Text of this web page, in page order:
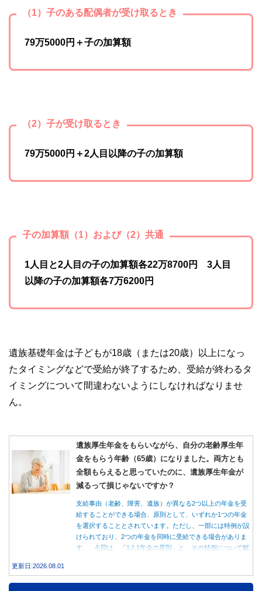
（1）子のある配偶者が受け取るとき
79万5000円＋子の加算額
（2）子が受け取るとき
79万5000円＋2人目以降の子の加算額
子の加算額（1）および（2）共通
1人目と2人目の子の加算額各22万8700円 3人目
以降の子の加算額各7万6200円
遺族基礎年金は子どもが18歳（または20歳）以上になっ
たタイミングなどで受給が終了するため、受給が終わるタ
イミングについて間違わないようにしなければなりませ
ん。
遺族厚生年金をもらいながら、自分の老齢厚生年
金をもらう年齢（65歳）になりました。両方とも
全額もらえると思っていたのに、遺族厚生年金が
減るって損じゃないですか？
支給事由（老齢、障害、遺族）が異なる2つ以上の年金を受
給することができる場合、原則として、いずれか1つの年金
を選択することとされています。ただし、一部には特例が設
けられており、2つの年金を同時に受給できる場合がありま
す。 今回は、「1人1年金の原則」と、その特例について解
更新日:2026.08.01